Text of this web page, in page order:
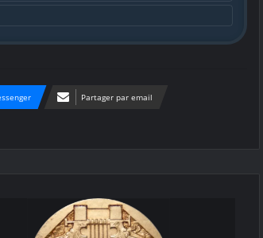
Partager par email